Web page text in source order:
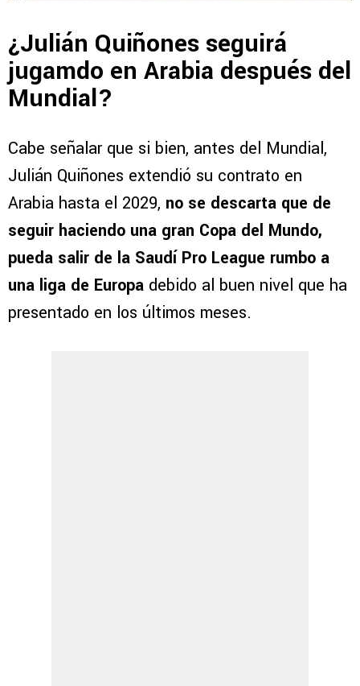
¿Julián Quiñones seguirá
jugamdo en Arabia después del
Mundial?
Cabe señalar que si bien, antes del Mundial,
Julián Quiñones extendió su contrato en
Arabia hasta el 2029, no se descarta que de
seguir haciendo una gran Copa del Mundo,
pueda salir de la Saudí Pro League rumbo a
una liga de Europa debido al buen nivel que ha
presentado en los últimos meses.